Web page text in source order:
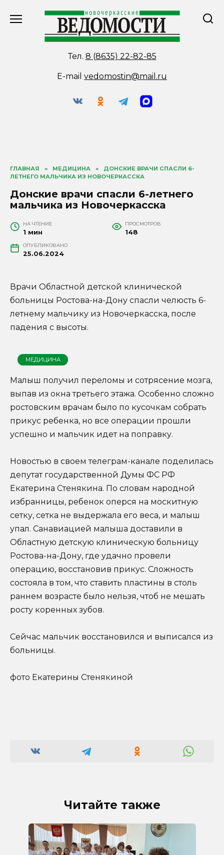
Тел. 8 (8635) 22-82-85
E-mail vedomostin@mail.ru
ГЛАВНАЯ » МЕДИЦИНА »
ДОНСКИЕ ВРАЧИ СПАСЛИ 6-
ЛЕТНЕГО МАЛЬЧИКА ИЗ НОВОЧЕРКАССКА
Донские врачи спасли 6-летнего
мальчика из Новочеркасска
НА ЧТЕНИЕ
1 мин
ПРОСМОТРОВ
148
ОПУБЛИКОВАНО
25.06.2024
Врачи Областной детской клинической
больницы Ростова-на-Дону спасли челюсть 6-
летнему мальчику из Новочеркасска, после
падения с высоты.
МЕДИЦИНА
Малыш получил переломы и сотрясение мозга,
выпав из окна третьего этажа. Особенно сложно
ростовским врачам было по кусочкам собрать
прикус ребенка, но все операции прошли
успешно и мальчик идет на поправку.
Новостью в своем телеграм-канале поделилась
депутат государственной Думы ФС РФ
Екатерина Стенякина. По словам народной
избранницы, ребенок оперся на москитную
сетку, сетка не выдержала его веса, и малыш
упал. Санавиацией малыша доставили в
Областную детскую клиническую больницу
Ростова-на-Дону, где удачно провели
операцию, восстановив прикус. Сложность
состояла в том, что ставить пластины в столь
раннем возрасте было нельзя, чтоб не мешать
росту коренных зубов.
Сейчас мальчик восстановился и выписался из
больницы.
фото Екатерины Стенякиной
Читайте также